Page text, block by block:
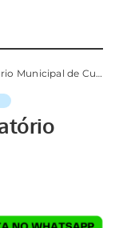
de Curitiba